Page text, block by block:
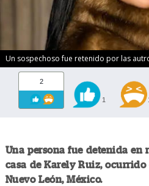
Un sospechoso fue retenido por las
2
1
Una persona fue detenida en
casa de Karely Ruiz,
Nuevo León, México.